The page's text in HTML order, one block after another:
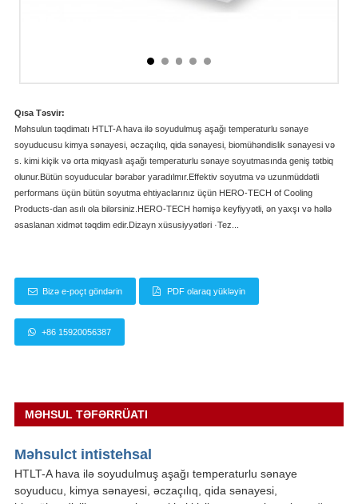
Qısa Təsvir:
Məhsulun təqdimatı HTLT-A hava ilə soyudulmuş aşağı temperaturlu sənaye
soyuducusu kimya sənayesi, əczaçılıq, qida sənayesi, biomühəndislik sənayesi və
s. kimi kiçik və orta miqyaslı aşağı temperaturlu sənaye soyutmasında geniş tətbiq
olunur.Bütün soyuducular bərabər yaradılmır.Effektiv soyutma və uzunmüddətli
performans üçün bütün soyutma ehtiyaclarınız üçün HERO-TECH of Cooling
Products-dan asılı ola bilərsiniz.HERO-TECH həmişə keyfiyyətli, ən yaxşı və həllə
əsaslanan xidmət təqdim edir.Dizayn xüsusiyyətləri ·Tez...
Bizə e-poçt göndərin PDF olaraq yükləyin
+86 15920056387
MƏHSUL TƏFƏRRÜATI
Məhsulct intistehsal
HTLT-A hava ilə soyudulmuş aşağı temperaturlu sənaye
soyuducu, kimya sənayesi, əczaçılıq, qida sənayesi,